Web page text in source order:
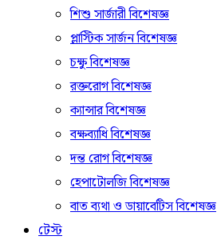
শিশু সার্জারী বিশেষজ্ঞ
প্লাস্টিক সার্জন বিশেষজ্ঞ
চক্ষু বিশেষজ্ঞ
রক্তরোগ বিশেষজ্ঞ
ক্যান্সার বিশেষজ্ঞ
বক্ষব্যাধি বিশেষজ্ঞ
দন্ত রোগ বিশেষজ্ঞ
হেপাটোলজি বিশেষজ্ঞ
বাত ব্যথা ও ডায়াবেটিস বিশেষজ্ঞ
টেস্ট